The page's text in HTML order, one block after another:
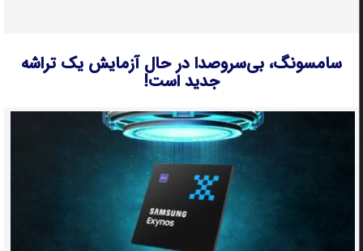
سامسونگ، بی‌سروصدا در حال آزمایش یک تراشه
جدید است!